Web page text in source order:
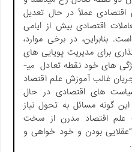
عملاً در حال تعدیل
اقتصادی بیش از ایامی
بنابراین، در برخی موارد،
برای مدیریت پویایی های
میان دونقطه تعادل مهم تر از ویژگی های خود نقطه تعادل می­
غالب آموزش علم اقتصاد
های اقتصادی در حال
گونه مسائل به تحول نیاز
علم اقتصاد مدرن از سخت
بودن و خود خواهی و